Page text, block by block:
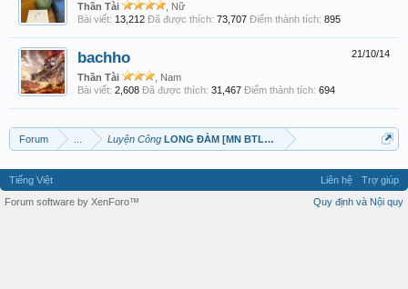
Thần Tài
, Nữ
Bài viết: 13,212 Đã được thích: 73,707 Điểm thành tích: 895
21/10/14
bachho
Thần Tài
, Nam
Bài viết: 2,608 Đã được thích: 31,467 Điểm thành tích: 694
Forum Luyện Công LONG ĐÀM [MN BTL 3N]
Tiếng Việt Liên hệ
Trợ giúp
Quy định và Nội quy
Forum software by XenForo™